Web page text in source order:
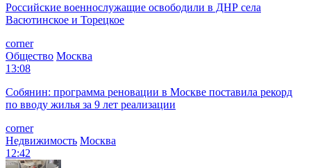
Российские военнослужащие освободили в ДНР села
Васютинское и Торецкое
corner
Общество Москва
13:08
Собянин: программа реновации в Москве поставила рекорд
по вводу жилья за 9 лет реализации
corner
Недвижимость Москва
12:42